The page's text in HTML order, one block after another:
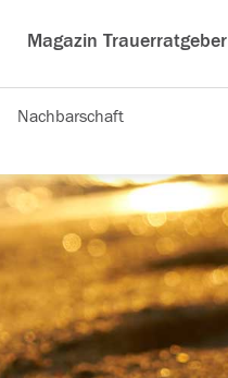
Magazin Trauerratgeber
Nachbarschaft